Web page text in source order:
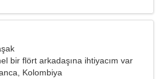
bir flört arkadaşına ihtiyacım var
Kolombiya